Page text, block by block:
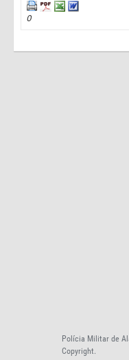
0
Polícia Militar de
Copyright.